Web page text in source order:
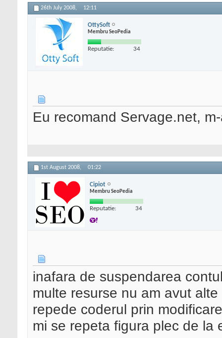
26th July 2008, 12:11
OttySoft
Membru SeoPedia
Reputatie: 34
Eu recomand Servage.net,
1st August 2008, 01:22
Cipiot
Membru SeoPedia
Reputatie: 34
inafara de suspendarea
multe resurse nu am avut
repede coderul prin
mi se repeta figura plec de la